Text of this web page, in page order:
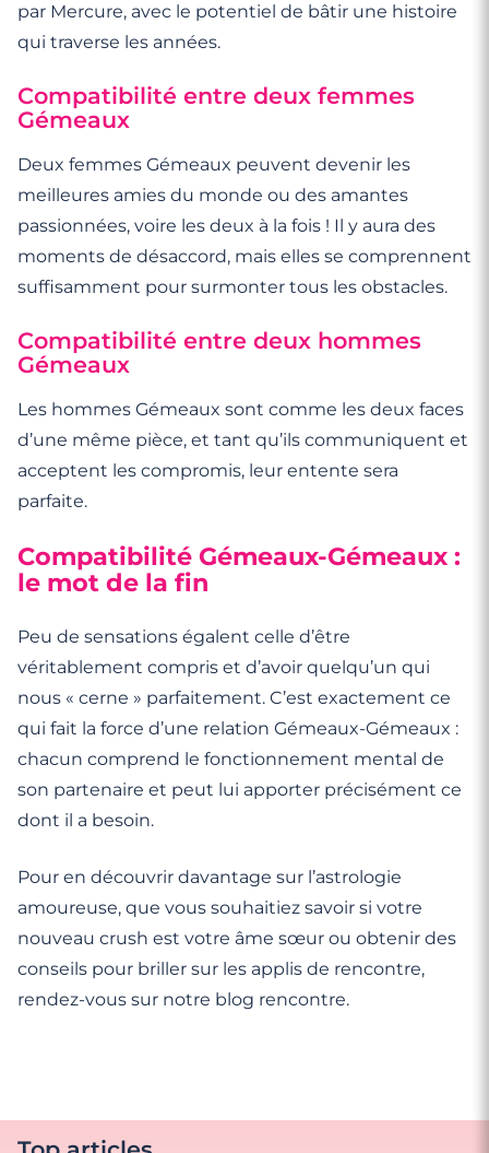
par Mercure, avec le potentiel de bâtir une histoire
qui traverse les années.
Compatibilité entre deux femmes
Gémeaux
Deux femmes Gémeaux peuvent devenir les
meilleures amies du monde ou des amantes
passionnées, voire les deux à la fois ! Il y aura des
moments de désaccord, mais elles se comprennent
suffisamment pour surmonter tous les obstacles.
Compatibilité entre deux hommes
Gémeaux
Les hommes Gémeaux sont comme les deux faces
d’une même pièce, et tant qu’ils communiquent et
acceptent les compromis, leur entente sera
parfaite.
Compatibilité Gémeaux-Gémeaux :
le mot de la fin
Peu de sensations égalent celle d’être
véritablement compris et d’avoir quelqu’un qui
nous « cerne » parfaitement. C’est exactement ce
qui fait la force d’une relation Gémeaux-Gémeaux :
chacun comprend le fonctionnement mental de
son partenaire et peut lui apporter précisément ce
dont il a besoin.
Pour en découvrir davantage sur l’astrologie
amoureuse, que vous souhaitiez savoir si votre
nouveau crush est votre âme sœur ou obtenir des
conseils pour briller sur les applis de rencontre,
rendez-vous sur notre blog rencontre.